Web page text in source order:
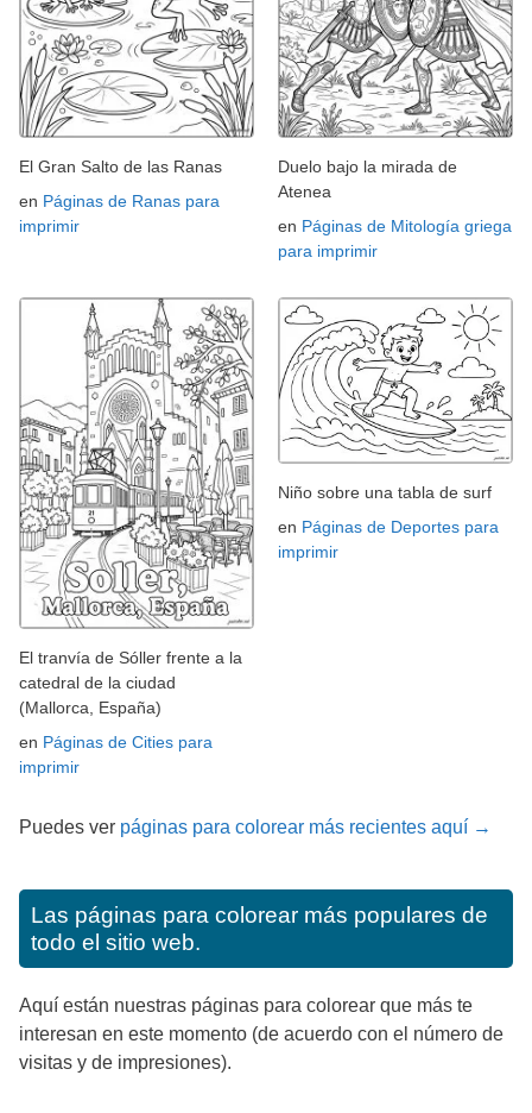
El Gran Salto de las Ranas
en Páginas de Ranas para
imprimir
Duelo bajo la mirada de
Atenea
en Páginas de Mitología griega
para imprimir
El tranvía de Sóller frente a la
catedral de la ciudad
(Mallorca, España)
en Páginas de Cities para
imprimir
Niño sobre una tabla de surf
en Páginas de Deportes para
imprimir
Puedes ver páginas para colorear más recientes aquí →
Las páginas para colorear más populares de
todo el sitio web.
Aquí están nuestras páginas para colorear que más te
interesan en este momento (de acuerdo con el número de
visitas y de impresiones).